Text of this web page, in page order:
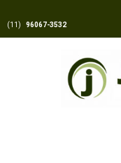
(11) 96067-3532